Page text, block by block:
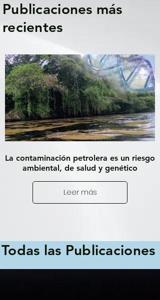
Publicaciones más
recientes
La contaminación petrolera es un riesgo
ambiental, de salud y genético
Leer más
Todas las Publicaciones